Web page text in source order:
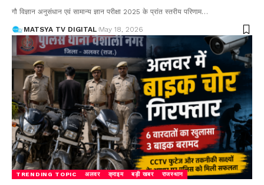
गौ विज्ञान अनुसंधान एवं सामान्य ज्ञान परीक्षा 2025 के प्रांत स्तरीय परिणाम…
MATSYA TV DIGITAL May 18, 2026
TRENDING TOPIC अलवर क्राइम बड़ी खबर राजस्थान